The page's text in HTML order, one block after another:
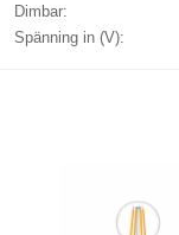
Dimbar:
Spänning in (V):